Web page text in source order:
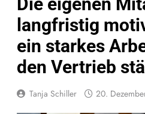
langfristig
ein starkes
den Vertrieb
Tanja Schiller 20.